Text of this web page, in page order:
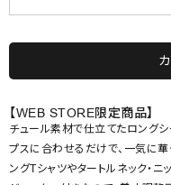
【WEB STORE限定商品】
チュール素材で仕立てたロングシ
プスに合わせるだけで、一気に
ングTシャツやタートルネック・ニ